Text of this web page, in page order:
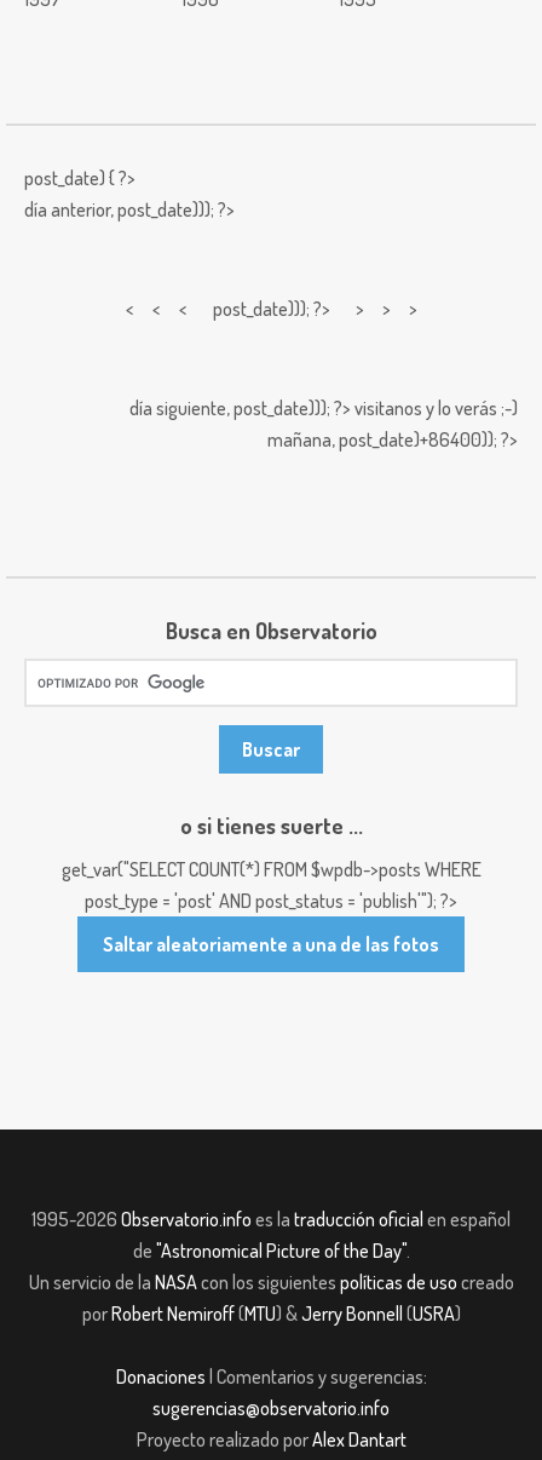
post_date) { ?>
día anterior,post_date))); ?>
< < < post_date))); ?> > > >
día siguiente,post_date))); ?> visitanos y lo verás ;-)
mañana,post_date)+86400)); ?>
Busca en Observatorio
o si tienes suerte ...
get_var("SELECT COUNT(*) FROM $wpdb->posts WHERE
post_type = 'post' AND post_status = 'publish'"); ?>
Saltar aleatoriamente a una de las fotos
1995-2026 Observatorio.info es la traducción oficial en español
de "Astronomical Picture of the Day".
Un servicio de la NASAcon los siguientes políticas de uso creado
porRobert Nemiroff(MTU) &Jerry Bonnell (USRA)
Donaciones | Comentarios y sugerencias:
sugerencias@observatorio.info
Proyecto realizado porAlex Dantart